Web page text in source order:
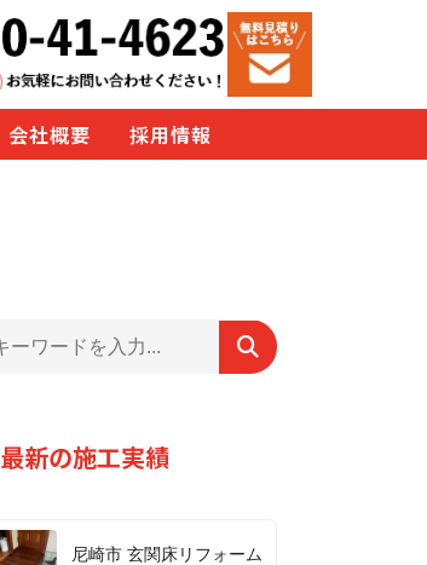
会社概要 採用情報
最新の施工実績
尼崎市 玄関床リフォーム